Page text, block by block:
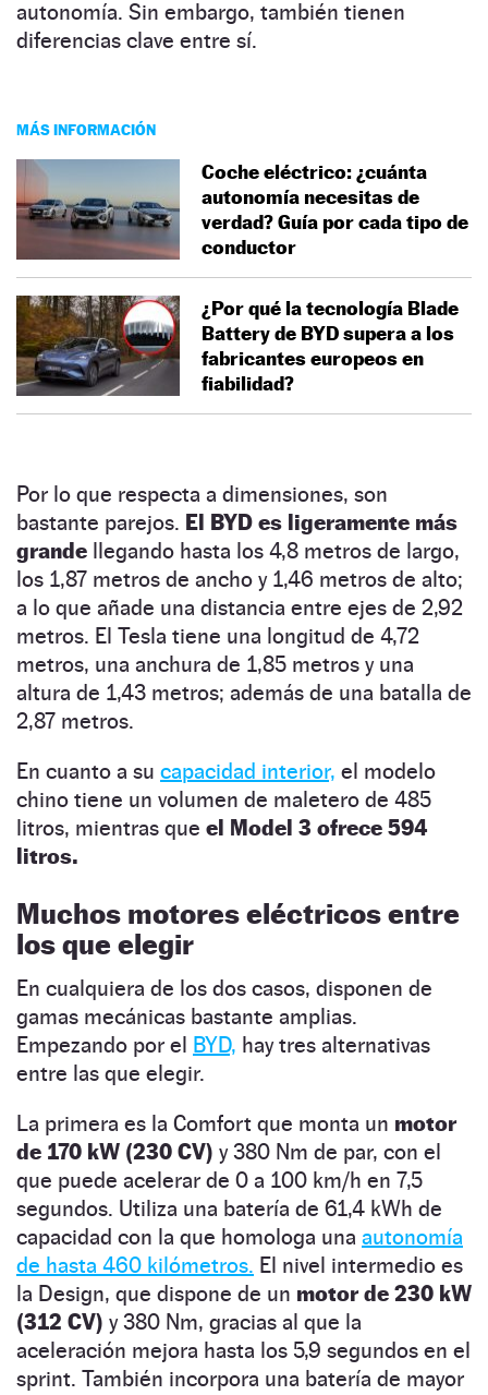
autonomía. Sin embargo, también tienen
diferencias clave entre sí.
MÁS INFORMACIÓN
Coche eléctrico: ¿cuánta
autonomía necesitas de
verdad? Guía por cada tipo de
conductor
¿Por qué la tecnología Blade
Battery de BYD supera a los
fabricantes europeos en
fiabilidad?
Por lo que respecta a dimensiones, son
bastante parejos. El BYD es ligeramente más
grande llegando hasta los 4,8 metros de largo,
los 1,87 metros de ancho y 1,46 metros de alto;
a lo que añade una distancia entre ejes de 2,92
metros. El Tesla tiene una longitud de 4,72
metros, una anchura de 1,85 metros y una
altura de 1,43 metros; además de una batalla de
2,87 metros.
En cuanto a su capacidad interior, el modelo
chino tiene un volumen de maletero de 485
litros, mientras que el Model 3 ofrece 594
litros.
Muchos motores eléctricos entre
los que elegir
En cualquiera de los dos casos, disponen de
gamas mecánicas bastante amplias.
Empezando por el BYD, hay tres alternativas
entre las que elegir.
La primera es la Comfort que monta un motor
de 170 kW (230 CV) y 380 Nm de par, con el
que puede acelerar de 0 a 100 km/h en 7,5
segundos. Utiliza una batería de 61,4 kWh de
capacidad con la que homologa una autonomía
de hasta 460 kilómetros. El nivel intermedio es
la Design, que dispone de un motor de 230 kW
(312 CV) y 380 Nm, gracias al que la
aceleración mejora hasta los 5,9 segundos en el
sprint. También incorpora una batería de mayor